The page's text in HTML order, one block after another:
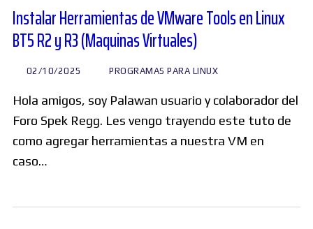
Instalar Herramientas de VMware Tools en Linux
BT5 R2 y R3 (Maquinas Virtuales)
02/10/2025 PROGRAMAS PARA LINUX
Hola amigos, soy Palawan usuario y colaborador del
Foro Spek Regg. Les vengo trayendo este tuto de
como agregar herramientas a nuestra VM en
caso…